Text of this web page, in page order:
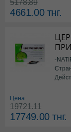
5178.89
4661.00тнг.
-
Цена
19721.11
17749.00тнг.